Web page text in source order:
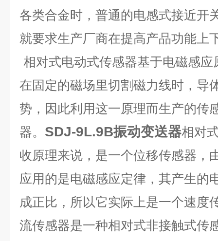
各类合金时，普通的电感式接近开
就要求生产厂商在提高产品功能上
相对式电动式传感器基于电磁感
在固定的磁场里切割磁力线时，导
势，因此利用这一原理而生产的传
器。 SDJ-9L.9B振动变送器相对
收原理来说，是一个位移传感器，
应用的是电磁感应定律，其产生的
成正比，所以它实际上是一个速度
流传感器是一种相对式非接触式传